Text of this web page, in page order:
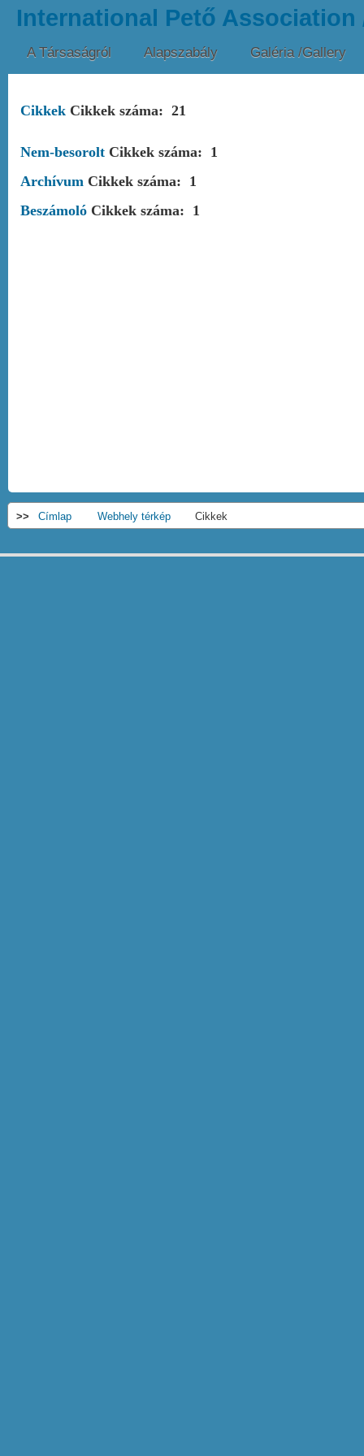
International Pető Association
A Társaságról Alapszabály Galéria /Gallery
Cikkek Cikkek száma: 21
Általános Cikkek száma: 7
Nem-besorolt Cikkek száma: 1
Archívum Cikkek száma: 1
Beszámoló Cikkek száma: 1
>> Címlap Webhely térkép Cikkek